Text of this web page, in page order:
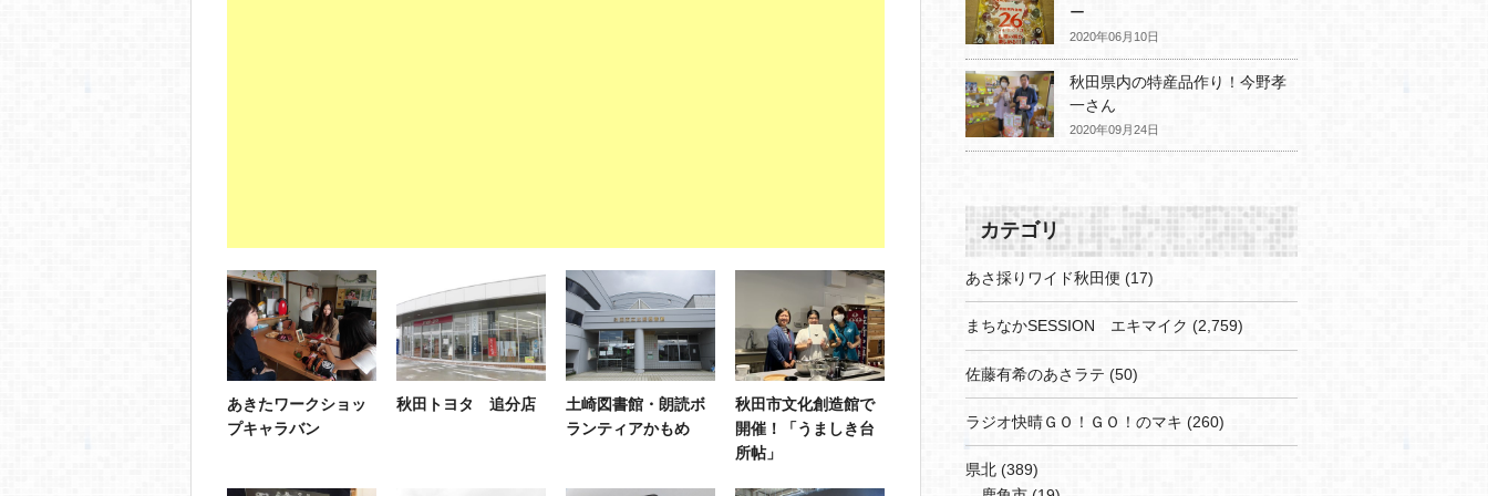
あきたワークショッ
プキャラバン
秋田トヨタ 追分店
土崎図書館・朗読ボ
ランティアかもめ
秋田市文化創造館で
開催！「うましき台
所帖」
ー
2020年06月10日
秋田県内の特産品作り！今野孝
一さん
2020年09月24日
カテゴリ
あさ採りワイド秋田便 (17)
まちなかSESSION エキマイク (2,759)
佐藤有希のあさラテ (50)
ラジオ快晴ＧＯ！ＧＯ！のマキ (260)
県北 (389)